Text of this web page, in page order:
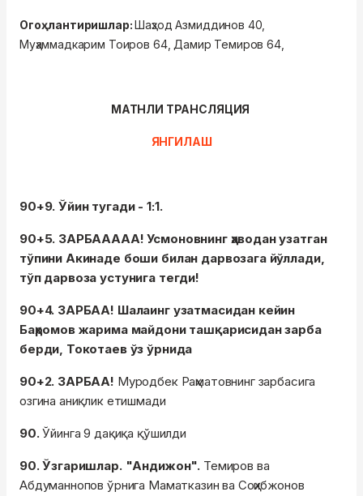
Огоҳлантиришлар:Шаҳзод Азмиддинов 40,
Муҳаммадкарим Тоиров 64, Дамир Темиров 64,
МАТНЛИ ТРАНСЛЯЦИЯ
ЯНГИЛАШ
90+9. Ўйин тугади - 1:1.
90+5. ЗАРБААААА! Усмоновнинг ҳаводан узатган
тўпини Акинаде боши билан дарвозага йўллади,
тўп дарвоза устунига тегди!
90+4. ЗАРБАА! Шалаинг узатмасидан кейин
Баҳромов жарима майдони ташқарисидан зарба
берди, Токотаев ўз ўрнида
90+2. ЗАРБАА! Муродбек Раҳматовнинг зарбасига
озгина аниқлик етишмади
90.Ўйинга 9 дақиқа қўшилди
90. Ўзгаришлар. "Андижон". Темиров ва
Абдуманнопов ўрнига Маматказин ва Соҳибжонов